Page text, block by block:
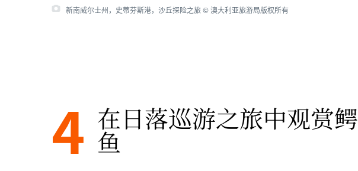
新南威尔士州，史蒂芬斯港，沙丘探险之旅 © 澳大利亚旅游局版权所有
4 在日落巡游之旅中观赏鳄
鱼